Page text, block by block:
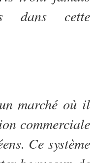
dans cette
marché où il
commerciale
Ce système